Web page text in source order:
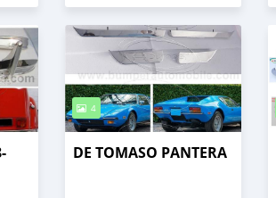
4
DE TOMASO PANTERA